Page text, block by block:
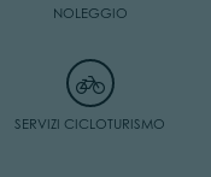
NOLEGGIO
SERVIZI CICLOTURISMO